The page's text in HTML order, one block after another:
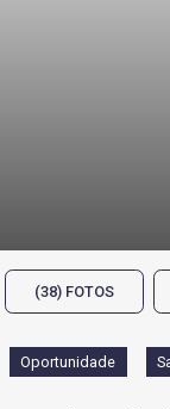
(38) FOTOS
Oportunidade